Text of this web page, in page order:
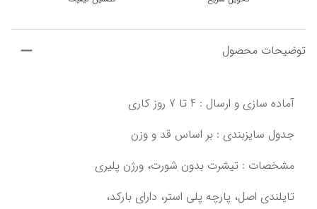
توضیحات محصول
تایلندی اصل،‌ پارچه پلی استر، دارای بارکد،